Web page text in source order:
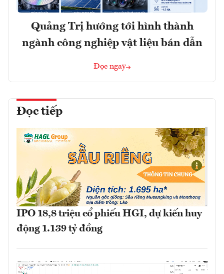
Quảng Trị hướng tới hình thành
ngành công nghiệp vật liệu bán dẫn
Đọc ngay
Đọc tiếp
IPO 18,8 triệu cổ phiếu HGI, dự kiến huy
động 1.139 tỷ đồng